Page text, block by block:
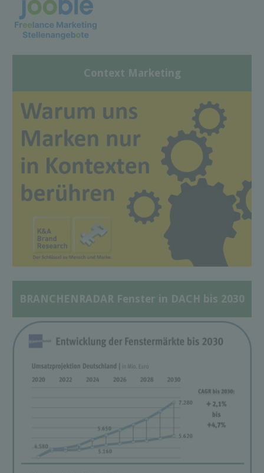
Context Marketing
BRANCHENRADAR Fenster in DACH bis 2030